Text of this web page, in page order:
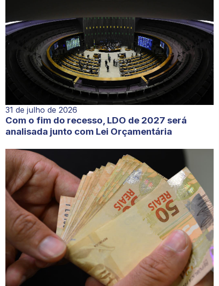
31 de julho de 2026
Com o fim do recesso, LDO de 2027 será
analisada junto com Lei Orçamentária